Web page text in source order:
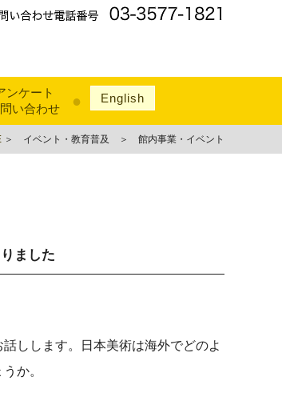
ンケート
い合わせ
● English
＞ イベント・教育普及 ＞ 館内事業・イベント
ました
しします。日本美術は海外でどのよ
か。